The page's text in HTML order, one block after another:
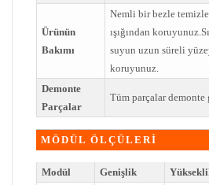
Ürünün
Bakımı
Nemli bir bezle
ışığından
suyun uzun süreli
koruyunuz.
Demonte
Parçalar
Tüm parçalar demonte
MÖDÜL ÖLÇÜLERİ
Modül Genişlik